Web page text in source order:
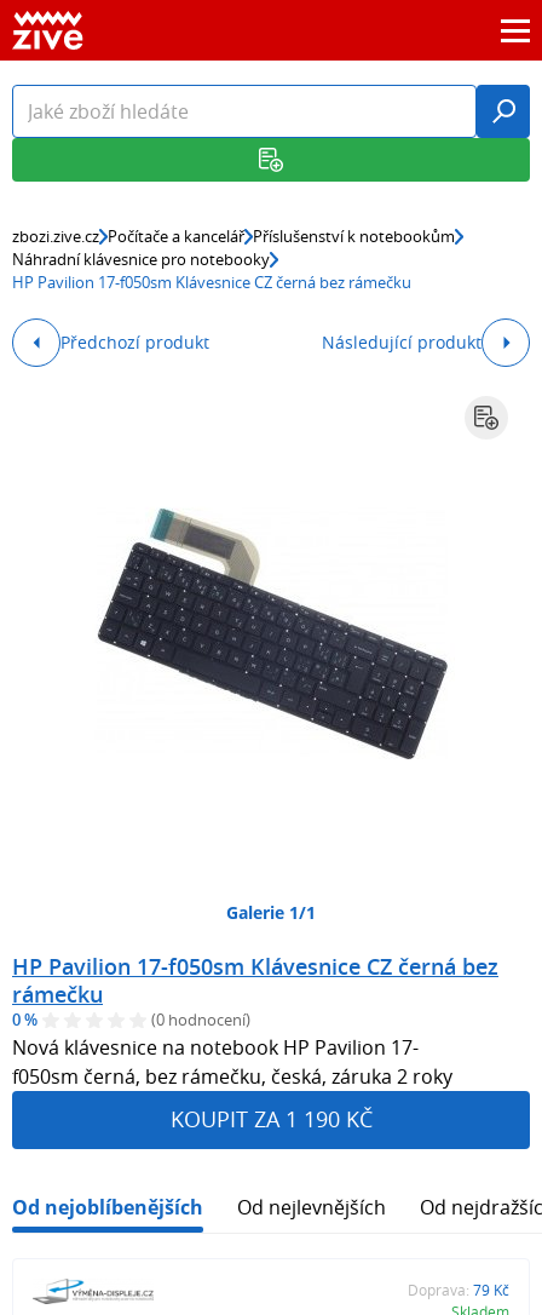
zbozi.zive.cz Počítače a kancelář Příslušenství k notebookům
Náhradní klávesnice pro notebooky
HP Pavilion 17-f050sm Klávesnice CZ černá bez rámečku
Předchozí produkt Následující produkt
Galerie 1/1
HP Pavilion 17-f050sm Klávesnice CZ černá bez
rámečku
0 % (0 hodnocení)
Nová klávesnice na notebook HP Pavilion 17-
f050sm černá, bez rámečku, česká, záruka 2 roky
KOUPIT ZA 1 190 KČ
Od nejoblíbenějších Od nejlevnějších Od
Doprava: 79 Kč
Skladem